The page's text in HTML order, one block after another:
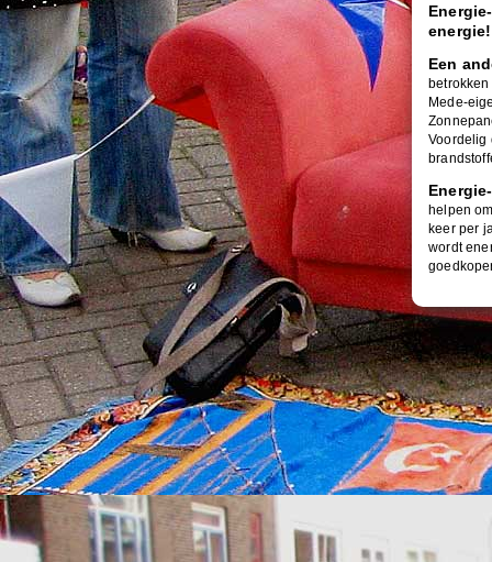
energie!
Een
betrokken
Mede-
Voordelig
helpen
keer per
wordt